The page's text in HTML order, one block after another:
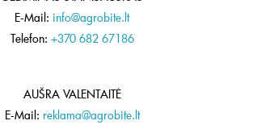
E-Mail: info@agrobite.lt
Telefon: +370 682 67186
AUŠRA VALENTAITĖ
E-Mail: reklama@agrobite.lt